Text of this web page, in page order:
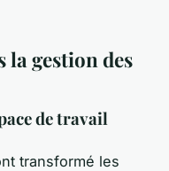
la gestion des
de travail
transformé les